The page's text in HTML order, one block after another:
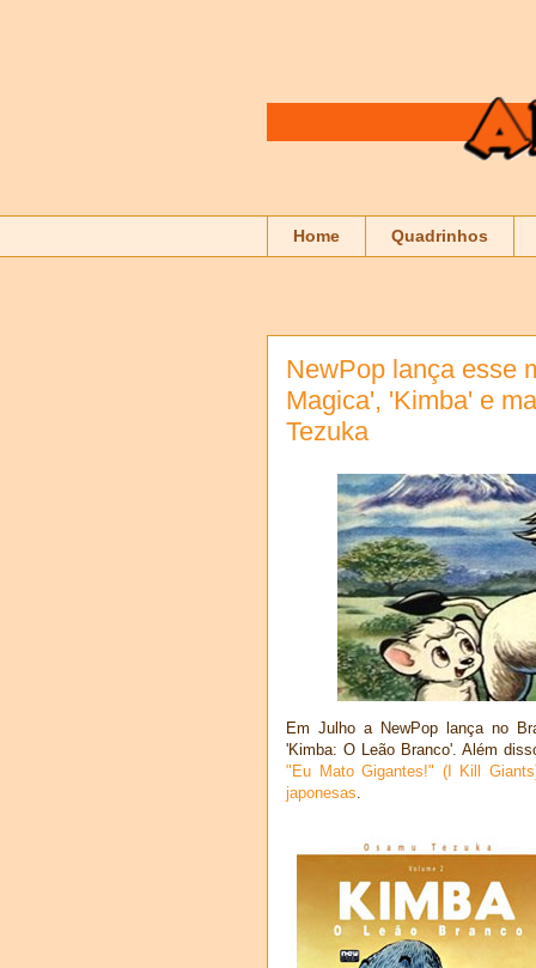
Home Quadrinhos
NewPop lança esse
Magica', 'Kimba' e
Tezuka
Em Julho a NewPop lança no
'Kimba: O Leão Branco'. Além
"Eu Mato Gigantes!" (I Kill
japonesas